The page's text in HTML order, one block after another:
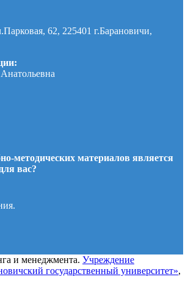
62, 225401 г.Барановичи,
методических материалов является
вас?
и менеджмента. Учреждение
государственный университет»,